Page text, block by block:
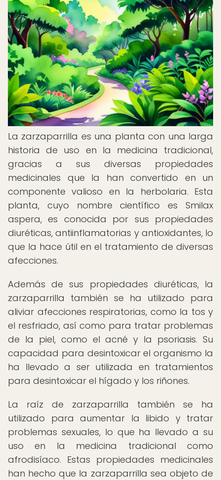
La zarzaparrilla es una planta con una larga
historia de uso en la medicina tradicional,
gracias a sus diversas propiedades
medicinales que la han convertido en un
componente valioso en la herbolaria. Esta
planta, cuyo nombre científico es Smilax
aspera, es conocida por sus propiedades
diuréticas, antiinflamatorias y antioxidantes, lo
que la hace útil en el tratamiento de diversas
afecciones.
Además de sus propiedades diuréticas, la
zarzaparrilla también se ha utilizado para
aliviar afecciones respiratorias, como la tos y
el resfriado, así como para tratar problemas
de la piel, como el acné y la psoriasis. Su
capacidad para desintoxicar el organismo la
ha llevado a ser utilizada en tratamientos
para desintoxicar el hígado y los riñones.
La raíz de zarzaparrilla también se ha
utilizado para aumentar la libido y tratar
problemas sexuales, lo que ha llevado a su
uso en la medicina tradicional como
afrodisíaco. Estas propiedades medicinales
han hecho que la zarzaparrilla sea objeto de